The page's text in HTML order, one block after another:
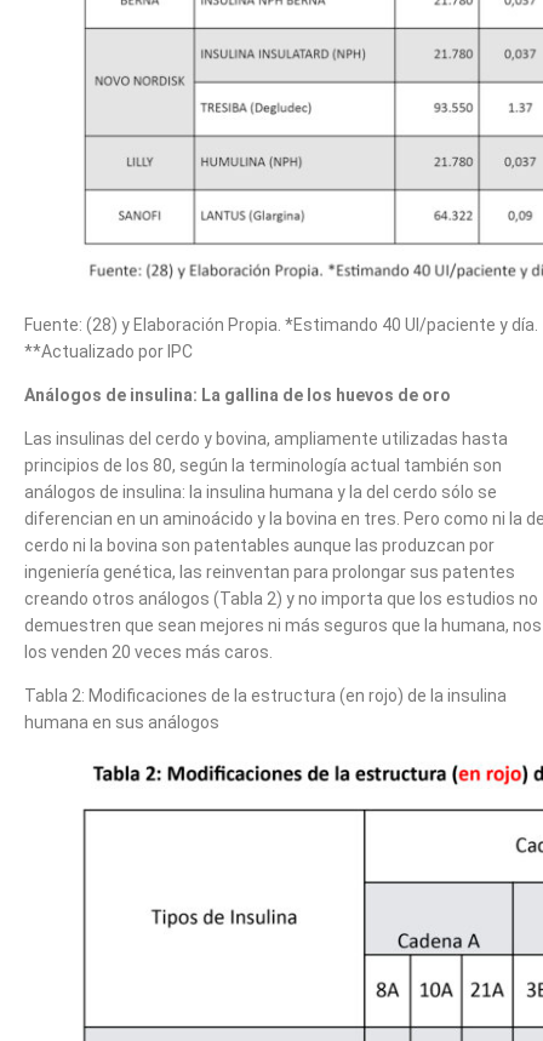
Fuente: (28) y Elaboración Propia. *Estimando 40 UI/paciente y día.
**Actualizado por IPC
Análogos de insulina: La gallina de los huevos de oro
Las insulinas del cerdo y bovina, ampliamente utilizadas hasta
principios de los 80, según la terminología actual también son
análogos de insulina: la insulina humana y la del cerdo sólo se
diferencian en un aminoácido y la bovina en tres. Pero como ni la
cerdo ni la bovina son patentables aunque las produzcan por
ingeniería genética, las reinventan para prolongar sus patentes
creando otros análogos (Tabla 2) y no importa que los estudios no
demuestren que sean mejores ni más seguros que la humana, nos
los venden 20 veces más caros.
Tabla 2: Modificaciones de la estructura (en rojo) de la insulina
humana en sus análogos